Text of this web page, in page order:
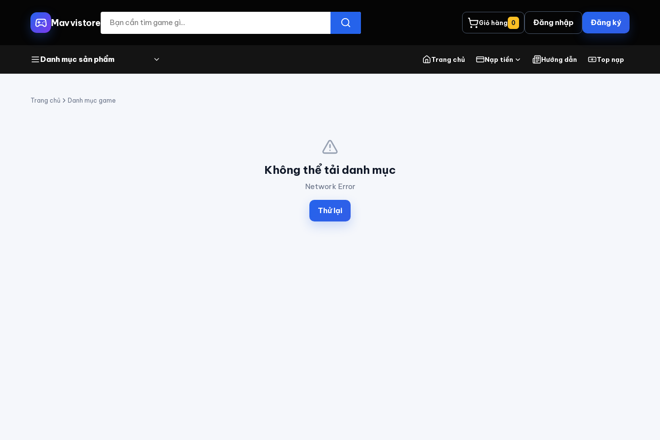
Mavvistore Giỏ hàng 0 Đăng nhập Đăng ký
Danh mục sản phẩm Trang chủ Nạp tiền Hướng dẫn Top nạp
Trang chủ Danh mục game
Không thể tải danh mục
Network Error
Thử lại